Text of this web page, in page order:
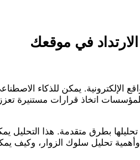
في موقعك
الإلكترونية. يمكن للذكاء
اتخاذ قرارات مستنيرة
بطرق متقدمة. هذا
تحليل سلوك الزوار،